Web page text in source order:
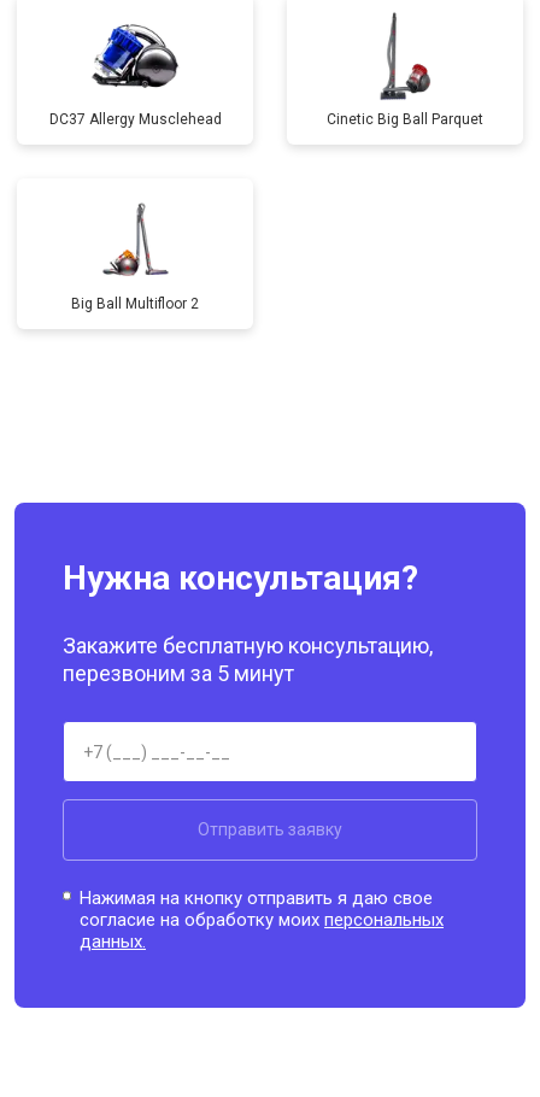
DC37 Allergy Musclehead Cinetic Big Ball Parquet
Big Ball Multifloor 2
Нужна консультация?
Закажите бесплатную консультацию,
перезвоним за 5 минут
Отправить заявку
Нажимая на кнопку отправить я даю свое
согласие на обработку моихперсональных
данных.